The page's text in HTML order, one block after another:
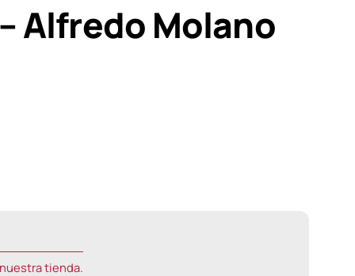
Alfredo Molano
tienda.